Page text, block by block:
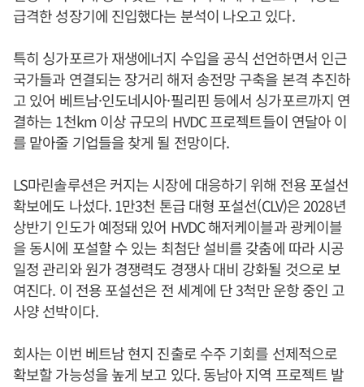
급격한 성장기에 진입했다는 분석이 나오고 있다.
특히 싱가포르가 재생에너지 수입을 공식 선언하면서 인근
국가들과 연결되는 장거리 해저 송전망 구축을 본격 추진하
고 있어 베트남·인도네시아·필리핀 등에서 싱가포르까지 연
결하는 1천km 이상 규모의 HVDC 프로젝트들이 연달아 이
를 맡아줄 기업들을 찾게 될 전망이다.
LS마린솔루션은 커지는 시장에 대응하기 위해 전용 포설선
확보에도 나섰다. 1만3천 톤급 대형 포설선(CLV)은 2028년
상반기 인도가 예정돼 있어 HVDC 해저케이블과 광케이블
을 동시에 포설할 수 있는 최첨단 설비를 갖춤에 따라 시공
일정 관리와 원가 경쟁력도 경쟁사 대비 강화될 것으로 보
여진다. 이 전용 포설선은 전 세계에 단 3척만 운항 중인 고
사양 선박이다.
회사는 이번 베트남 현지 진출로 수주 기회를 선제적으로
확보할 가능성을 높게 보고 있다. 동남아 지역 프로젝트 발